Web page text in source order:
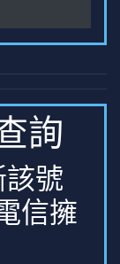
詢
該號
信擁